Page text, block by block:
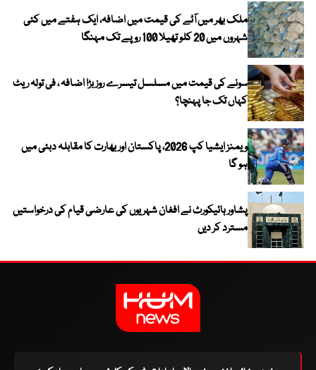
ملک بھر میں آٹے کی قیمت میں اضافہ، ایک ہفتے میں کئی
شہروں میں 20 کلو تھیلا 100 روپے تک مہنگا
سونے کی قیمت میں مسلسل تیسرے روز بڑا اضافہ ، فی تولہ ریٹ
کہاں تک جا پہنچا؟
ویمنز ایشیا کپ 2026، پاکستان اور بھارت کا مقابلہ دبئی میں
ہو گا
پشاور ہائیکورٹ نے افغان شہریوں کی عارضی قیام کی درخواستیں
مسترد کر دیں